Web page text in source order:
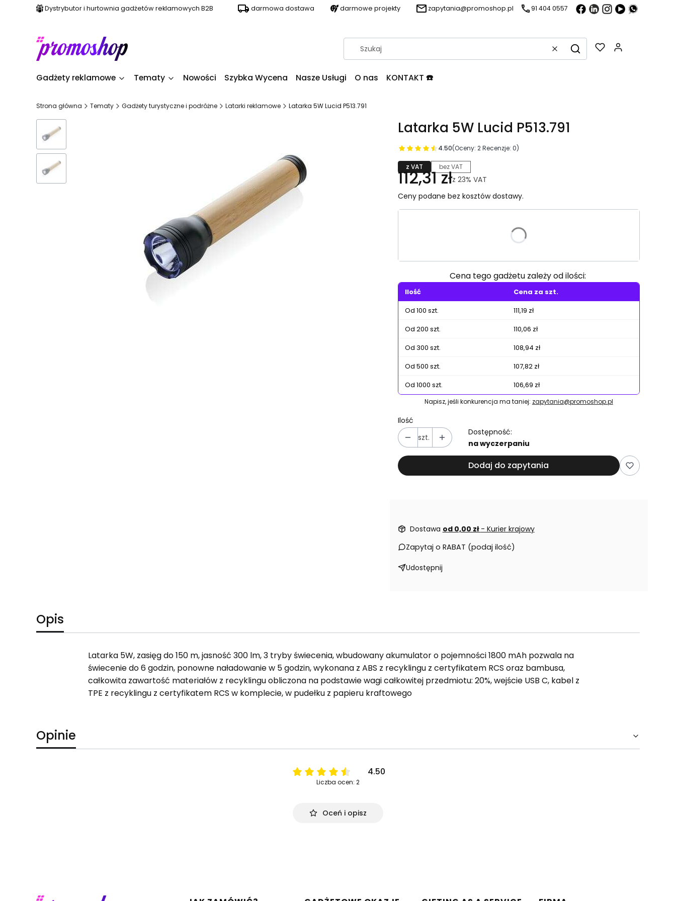
Dystrybutor i hurtownia gadżetów reklamowych B2B darmowa dostawa darmowe projekty zapytania@promoshop.pl 91 404 0557
WyczyśćSzukaj
Gadżety reklamowe Tematy Nowości Szybka Wycena Nasze Usługi O nas KONTAKT ☎️
Strona główna Tematy Gadżety turystyczne i podróżne Latarki reklamowe Latarka 5W Lucid P513.791
Latarka 5W Lucid P513.791
4.50(Oceny: 2 Recenzje: 0)
z VAT bez VAT
112,31 złz 23% VAT
Ceny podane bez kosztów dostawy.
Poszczególne warianty mogą różnić się ceną
Cena tego gadżetu zależy od ilości:
Ilość
Cena za szt.
Od 100 szt.
111,19 zł
Od 200 szt.
110,06 zł
Od 300 szt.
108,94 zł
Od 500 szt.
107,82 zł
Od 1000 szt.
106,69 zł
Napisz, jeśli konkurencja ma taniej: zapytania@promoshop.pl
Ilość
szt.
Dostępność:
na wyczerpaniu
Dodaj do zapytania
Dostawa od 0,00 zł - Kurier krajowy
Zapytaj o RABAT (podaj ilość)
Udostępnij
Opis
Latarka 5W, zasięg do 150 m, jasność 300 lm, 3 tryby świecenia, wbudowany akumulator o pojemności 1800 mAh pozwala na
świecenie do 6 godzin, ponowne naładowanie w 5 godzin, wykonana z ABS z recyklingu z certyfikatem RCS oraz bambusa,
całkowita zawartość materiałów z recyklingu obliczona na podstawie wagi całkowitej przedmiotu: 20%, wejście USB C, kabel z
TPE z recyklingu z certyfikatem RCS w komplecie, w pudełku z papieru kraftowego
Opinie
4.50
Liczba ocen: 2
Oceń i opisz